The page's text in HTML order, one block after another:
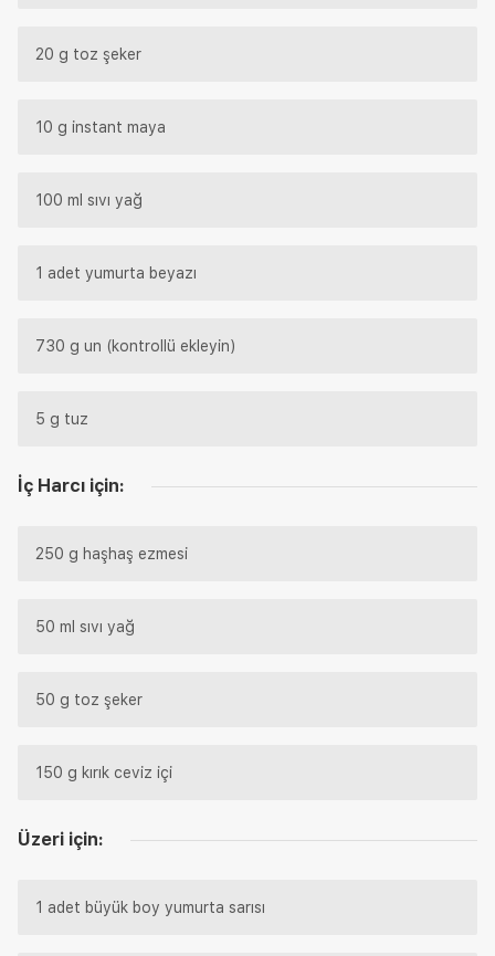
20 g toz şeker
10 g instant maya
100 ml sıvı yağ
1 adet yumurta beyazı
730 g un (kontrollü ekleyin)
5 g tuz
İç Harcı için:
250 g haşhaş ezmesi
50 ml sıvı yağ
50 g toz şeker
150 g kırık ceviz içi
Üzeri için:
1 adet büyük boy yumurta sarısı